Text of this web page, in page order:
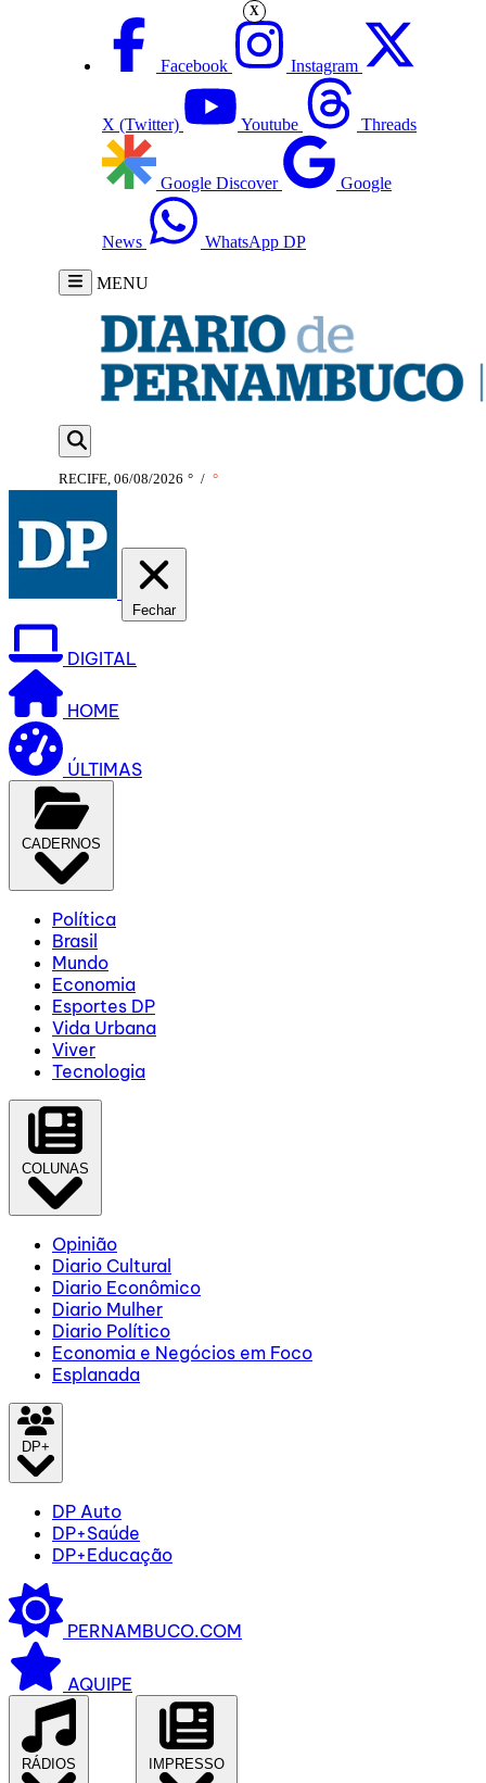
Facebook Instagram
X (Twitter) Youtube Threads
Google Discover Google
News WhatsApp DP
MENU
RECIFE, 06/08/2026 ° / °
Fechar
DIGITAL
HOME
ÚLTIMAS
CADERNOS
Política
Brasil
Mundo
Economia
Esportes DP
Vida Urbana
Viver
Tecnologia
COLUNAS
Opinião
Diario Cultural
Diario Econômico
Diario Mulher
Diario Político
Economia e Negócios em Foco
Esplanada
DP+
DP Auto
DP+Saúde
DP+Educação
PERNAMBUCO.COM
AQUIPE
RÁDIOS IMPRESSO
X